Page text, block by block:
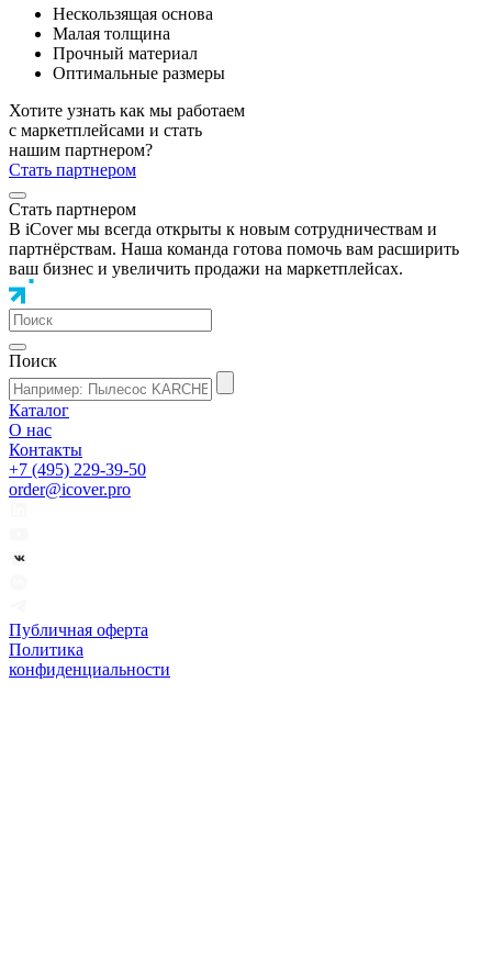
Нескользящая основа
Малая толщина
Прочный материал
Оптимальные размеры
Хотите узнать как мы работаем
с маркетплейсами и стать
нашим партнером?
Стать партнером
Стать партнером
В iCover мы всегда открыты к новым сотрудничествам и
партнёрствам. Наша команда готова помочь вам расширить
ваш бизнес и увеличить продажи на маркетплейсах.
Поиск
Каталог
О нас
Контакты
+7 (495) 229-39-50
order@icover.pro
Публичная оферта
Политика
конфиденциальности